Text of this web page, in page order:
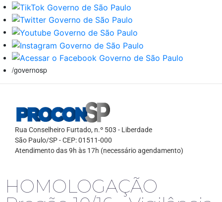
/governosp
Rua Conselheiro Furtado, n.º 503 - Liberdade
São Paulo/SP - CEP: 01511-000
Atendimento das 9h às 17h (necessário agendamento)
HOMOLOGAÇÃO